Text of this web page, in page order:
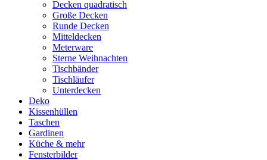
Decken quadratisch
Große Decken
Runde Decken
Mitteldecken
Meterware
Sterne Weihnachten
Tischbänder
Tischläufer
Unterdecken
Deko
Kissenhüllen
Taschen
Gardinen
Küche & mehr
Fensterbilder